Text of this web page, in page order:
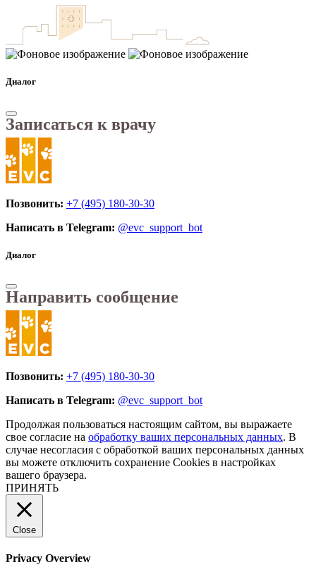
Диалог
Записаться к врачу
Позвонить: +7 (495) 180-30-30
Написать в Telegram: @evc_support_bot
Диалог
Направить сообщение
Позвонить: +7 (495) 180-30-30
Написать в Telegram: @evc_support_bot
Продолжая пользоваться настоящим сайтом, вы выражаете
свое согласие на обработку ваших персональных данных. В
случае несогласия с обработкой ваших персональных данных
вы можете отключить сохранение Cookies в настройках
вашего браузера.
ПРИНЯТЬ
Close
Privacy Overview